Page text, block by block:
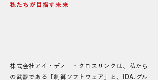
​私たちが目指す未来
株式会社アイ・ディー・クロスリンクは、私たち
の武器である「制御ソフトウェア」と、IDAJグル